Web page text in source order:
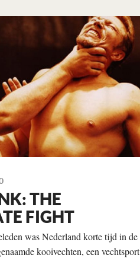
THE
FIGHT
was Nederland korte tijd in de
kooivechten, een vechtsport